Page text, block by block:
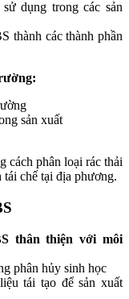
dụng trong các sản
thành các thành phần
sản xuất
cách phân loại rác thải
chế tại địa phương.
thân thiện với môi
phân hủy sinh học
tái tạo để sản xuất